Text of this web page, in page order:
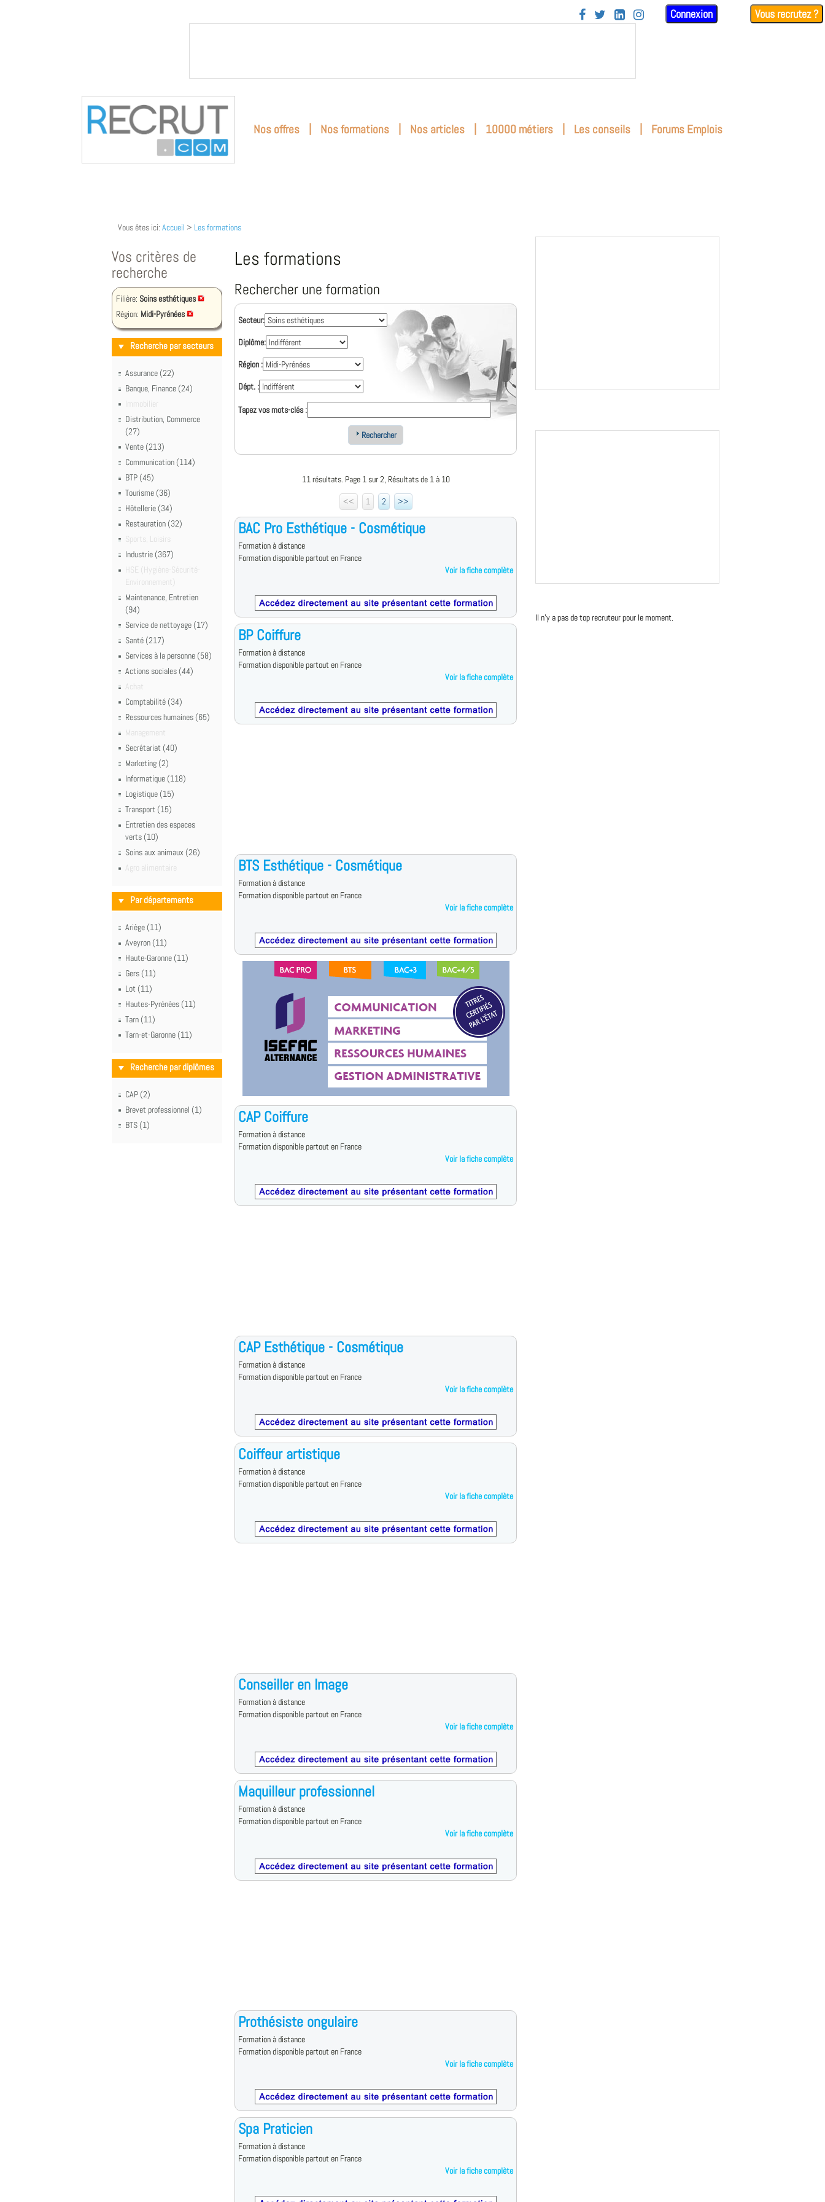
    Connexion Vous recrutez ?
Nos offres | Nos formations | Nos articles | 10000 métiers | Les conseils | Forums Emplois
Vous êtes ici: Accueil > Les formations
Vos critères de
recherche
Filière: Soins esthétiques
Région: Midi-Pyrénées
Recherche par secteurs
Assurance (22)
Banque, Finance (24)
Immobilier
Distribution, Commerce
(27)
Vente (213)
Communication (114)
BTP (45)
Tourisme (36)
Hôtellerie (34)
Restauration (32)
Sports, Loisirs
Industrie (367)
HSE (Hygiène-Sécurité-
Environnement)
Maintenance, Entretien
(94)
Service de nettoyage (17)
Santé (217)
Services à la personne (58)
Actions sociales (44)
Achat
Comptabilité (34)
Ressources humaines (65)
Management
Secrétariat (40)
Marketing (2)
Informatique (118)
Logistique (15)
Transport (15)
Entretien des espaces
verts (10)
Soins aux animaux (26)
Agro alimentaire
Par départements
Ariège (11)
Aveyron (11)
Haute-Garonne (11)
Gers (11)
Lot (11)
Hautes-Pyrénées (11)
Tarn (11)
Tarn-et-Garonne (11)
Recherche par diplômes
CAP (2)
Brevet professionnel (1)
BTS (1)
Les formations
Rechercher une formation
Secteur:
Diplôme:
Région :
Dépt. :
Tapez vos mots-clés :
Rechercher
11 résultats. Page 1 sur 2, Résultats de 1 à 10
<<
1 2 >>
BAC Pro Esthétique - Cosmétique
Formation à distance
Formation disponible partout en France
Voir la fiche complète
BP Coiffure
Formation à distance
Formation disponible partout en France
Voir la fiche complète
BTS Esthétique - Cosmétique
Formation à distance
Formation disponible partout en France
Voir la fiche complète
CAP Coiffure
Formation à distance
Formation disponible partout en France
Voir la fiche complète
CAP Esthétique - Cosmétique
Formation à distance
Formation disponible partout en France
Voir la fiche complète
Coiffeur artistique
Formation à distance
Formation disponible partout en France
Voir la fiche complète
Conseiller en Image
Formation à distance
Formation disponible partout en France
Voir la fiche complète
Maquilleur professionnel
Formation à distance
Formation disponible partout en France
Voir la fiche complète
Prothésiste ongulaire
Formation à distance
Formation disponible partout en France
Voir la fiche complète
Spa Praticien
Formation à distance
Formation disponible partout en France
Voir la fiche complète
Il n'y a pas de top recruteur pour le moment.